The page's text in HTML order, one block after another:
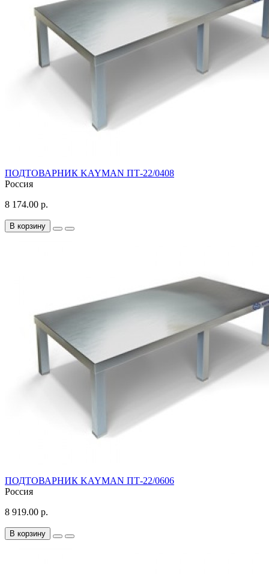
ПОДТОВАРНИК KAYMAN ПТ-22/0408
Россия
8 174.00 р.
В корзину
ПОДТОВАРНИК KAYMAN ПТ-22/0606
Россия
8 919.00 р.
В корзину